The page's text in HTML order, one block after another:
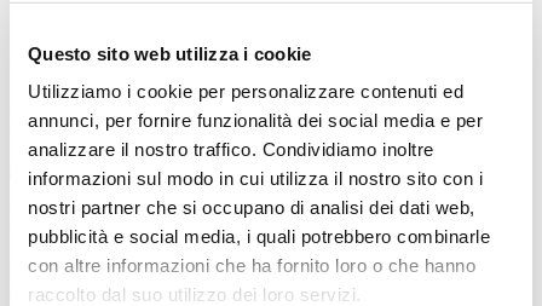
Questo sito web utilizza i cookie
Utilizziamo i cookie per personalizzare contenuti ed
annunci, per fornire funzionalità dei social media e per
analizzare il nostro traffico. Condividiamo inoltre
informazioni sul modo in cui utilizza il nostro sito con i
nostri partner che si occupano di analisi dei dati web,
pubblicità e social media, i quali potrebbero combinarle
con altre informazioni che ha fornito loro o che hanno
raccolto dal suo utilizzo dei loro servizi.
VPS, Server Semi-Dedicati,
Server Dedicati, Hosting Rivenditori e Registrazione
Domini
Ordina Ora
Ridondanza Integrata
Ogni aspetto della nostra infrastruttura è progettato con ridondanza
completa per garantire la massima affidabilità e uptime. I nostri